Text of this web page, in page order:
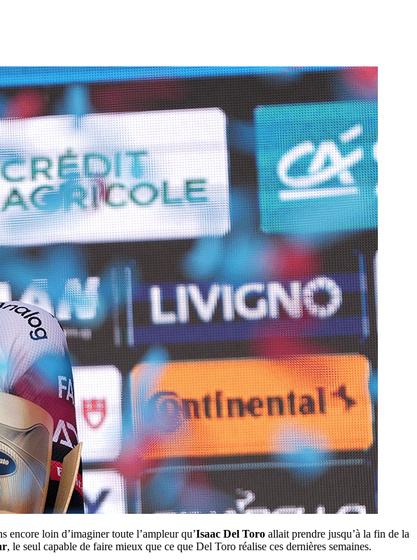
encore loin d’imaginer toute l’ampleur qu’Isaac Del Toro allait prendre jusqu’à la fin de la
, le seul capable de faire mieux que ce que Del Toro réalise ces dernières semaines.